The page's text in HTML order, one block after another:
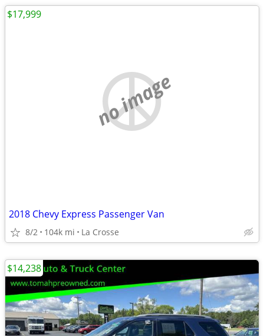
no image
2018 Chevy Express Passenger Van
8/2 104k mi La Crosse
$17,999
$14,238